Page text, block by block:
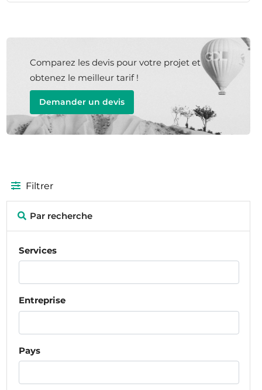
Comparez les devis pour votre projet et
obtenez le meilleur tarif !
Demander un devis
Filtrer
Par recherche
Services
Entreprise
Pays